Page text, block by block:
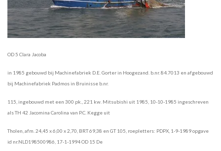
OD 5 Clara Jacoba
in 1985 gebouwd bij Machinefabriek D.E. Gorter in Hoogezand. b.nr. 84.7013 en afgebouwd
bij Machinefabriek Padmos in Bruinisse b.nr.
115, ingebouwd met een 300 pk., 221 kw. Mitsubishi uit 1985, 10-10-1985 ingeschreven
als TH 42 Jacomina Carolina van P.C. Kegge uit
Tholen, afm. 24,45 x 6,00 x 2,70, BRT 69,38 en GT 105, roepletters: PDPX, 1-9-1989 opgave
id nr.NLD198500986, 17-1-1994OD 15 De